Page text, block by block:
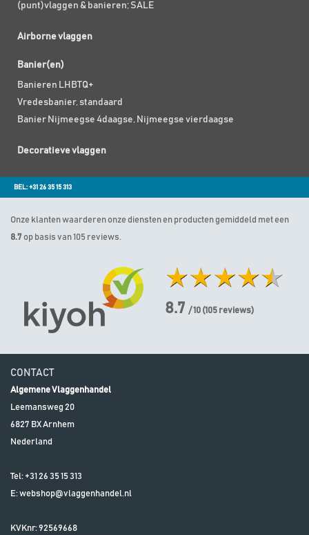
(punt)vlaggen & banieren; SALE
Airborne vlaggen
Banier(en)
Banieren LHBTQ+
Vredesbanier, standaard
Banier Nijmeegse 4daagse, Nijmeegse vierdaagse
Decoratieve vlaggen
BEL: +31 26 35 15 313
Onze klanten waarderen onze diensten en producten gemiddeld met een
8.7 op basis van 105 reviews.
8.7 / 10 (105 reviews)
CONTACT
Algemene Vlaggenhandel
Leemansweg 20
6827 BXArnhem
Nederland
Tel: +31 26 35 15 313
E:webshop@vlaggenhandel.nl
KVKnr: 92569668